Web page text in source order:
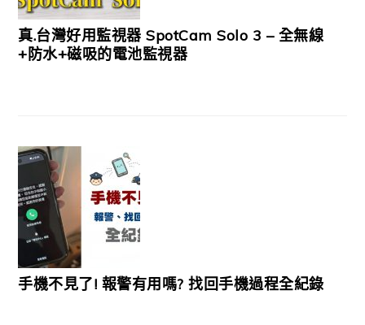
真.台灣好用監視器 SpotCam Solo 3 – 全無線
+防水+磁吸的電池監視器
手機不見了! 報警有用嗎? 找回手機過程全紀錄